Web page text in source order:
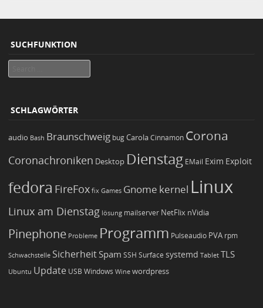
SUCHFUNKTION
SCHLAGWÖRTER
audio Bash Braunschweig bugCarola Cinnamon Corona
Coronachroniken Desktop Dienstag EMail Exim Exploit
fedora FireFox fix Games Gnome kernel Linux
Linux am Dienstag lösung mailserver NetFlix nVidia
Pinephone Probleme Programm Pulseaudio PVA rpm
Schwachstelle Sicherheit Spam SSH Surface systemd Tablet TLS
Ubuntu Update USB Windows Wine wordpress